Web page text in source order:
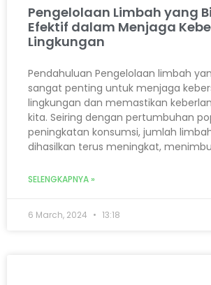
Pengelolaan Limbah yang
Efektif dalam Menjaga
Lingkungan
Pendahuluan Pengelolaan limbah
sangat penting untuk menjaga
lingkungan dan memastikan
kita. Seiring dengan pertumbuhan
peningkatan konsumsi, jumlah
dihasilkan terus meningkat,
SELENGKAPNYA »
6 March, 2024 13:18